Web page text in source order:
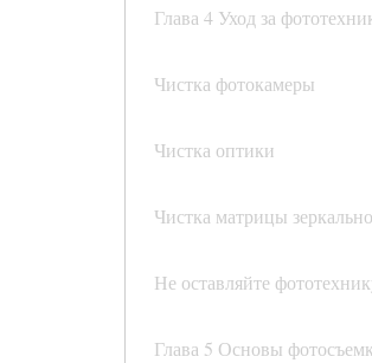
Глава 4 Уход за
Чистка фотокамеры
Чистка оптики
Чистка матрицы
Не оставляйте
Глава 5 Основы